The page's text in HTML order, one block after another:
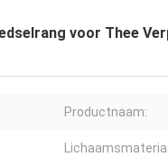
voor Thee
Productnaam: